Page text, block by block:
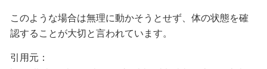
このような場合は無理に動かそうとせず、体の状態を確
認することが大切と言われています。
引用元：